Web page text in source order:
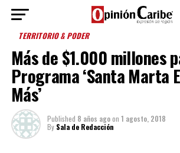
TERRITORIO & PODER
Más de $1.000 millones
Programa ‘Santa Marta
Más’
Published 8 años agoon 1 agosto, 2018
By Sala de Redacción